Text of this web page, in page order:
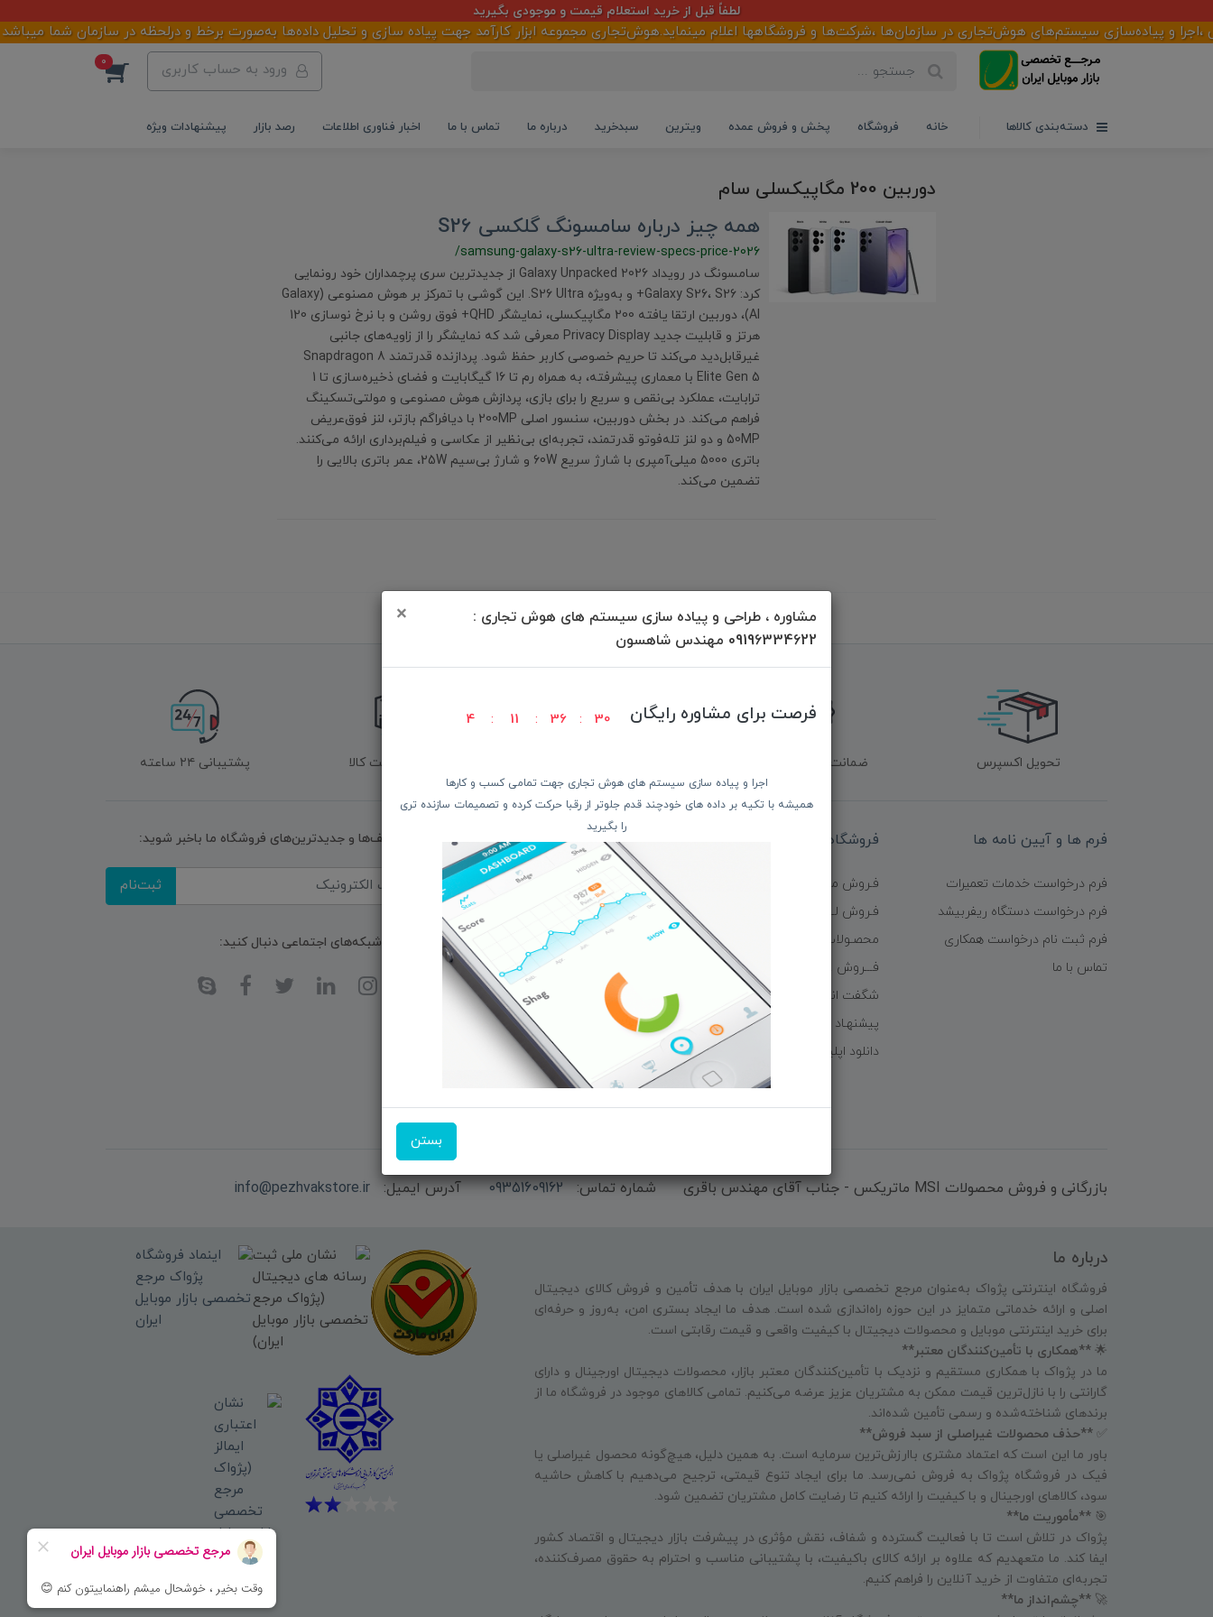
مشاوره ، طراحی و پیاده سازی سیستم های هوش تجاری :
09196334622 مهندس شاهسون
×
فرصت برای مشاوره رایگان 4 11 36 30
اجرا و پیاده سازی سیستم های هوش تجاری جهت تمامی کسب و کارها
همیشه با تکیه بر داده های خودچند قدم جلوتر از رقبا حرکت کرده و تصمیمات سازنده تری
را بگیرید
بستن
لطفاً قبل از خرید استعلام قیمت و موجودی بگیرید
و پیاده‌سازی سیستم‌های هوش‌تجاری در سازمان‌ها ،شرکت‌ها و فروشگاهها اعلام مینماید.هوش‌تجاری مجموعه ابزار کارآمد جهت پیاده سازی و تحلیل داده‌ها به‌صورت برخط و درلحظه در سازمان شما میباشد
ورود به حساب کاربری 0
دسته‌بندی کالاها خانه فروشگاه پخش و فروش عمده ویترین سبدخرید درباره ما تماس با ما اخبار فناوری اطلاعات رصد بازار پیشنهادات ویژه
دوربین 200 مگاپیکسلی سام
همه چیز درباره سامسونگ گلکسی S26
/samsung-galaxy-s26-ultra-review-specs-price-2026
سامسونگ در رویداد Galaxy Unpacked 2026 از جدیدترین سری پرچمداران خود رونمایی
کرد: Galaxy S26، S26+ و به‌ویژه S26 Ultra. این گوشی با تمرکز بر هوش مصنوعی (Galaxy
AI)، دوربین ارتقا یافته 200 مگاپیکسلی، نمایشگر QHD+ فوق روشن و با نرخ نوسازی 120
هرتز و قابلیت جدید Privacy Display معرفی شد که نمایشگر را از زاویه‌های جانبی
غیرقابل‌دید می‌کند تا حریم خصوصی کاربر حفظ شود. پردازنده قدرتمند Snapdragon 8
Elite Gen 5 با معماری پیشرفته، به همراه رم تا 16 گیگابایت و فضای ذخیره‌سازی تا 1
ترابایت، عملکرد بی‌نقص و سریع را برای بازی، پردازش هوش مصنوعی و مولتی‌تسکینگ
فراهم می‌کند. در بخش دوربین، سنسور اصلی 200MP با دیافراگم بازتر، لنز فوق‌عریض
50MP و دو لنز تله‌فوتو قدرتمند، تجربه‌ای بی‌نظیر از عکاسی و فیلم‌برداری ارائه می‌کنند.
باتری 5000 میلی‌آمپری با شارژ سریع 60W و شارژ بی‌سیم 25W، عمر باتری بالایی را
تضمین می‌کند.
برگشت به بالا
تحویل اکسپرس ضمانت اصل‌بودن کالا ضمانت بازگشت کالا پشتیبانی ۲۴ ساعته
فرم ها و آیین نامه ها
فرم درخواست خدمات تعمیرات
فرم درخواست دستگاه ریفربیشد
فرم ثبت نام درخواست همکاری
تماس با ما
فروشگاه
فـروش موبایـل و تبــلت
فـروش لـــوازم جانبـــی
محصـولات ریفربیشـد
فـــروش عُمـده کــالا
شگفت انگیزان منتخب
پیشنهـاد شگفت انگیز
دانلود اپلیکیشن فروشگاه
دسترسی سریع
صفحه ابتدایی سایت
راهنمای ثبت سفارش
معرفـــی همکــاران
حــــریم خصوصـی
ویتریــن فروشگـــاه
درباره ما بیشتر بدانید
اخبار فناوری اطلاعات
پیگیری مرسوله پستی
دعوت به همکاری
از تخفیف‌ها و جدیدترین‌های فروشگاه ما باخبر شوید:
ثبت‌نام
ما را در شبکه‌های اجتماعی دنبال کنید:
بازرگانی و فروش محصولات MSI ماتریکس - جناب آقای مهندس باقری شماره تماس: 09351609162 آدرس ایمیل: info@pezhvakstore.ir
درباره ما
فروشگاه اینترنتی پژواک به‌عنوان مرجع تخصصی بازار موبایل ایران با هدف تأمین و فروش کالای دیجیتال
اصلی و ارائه خدماتی متمایز در این حوزه راه‌اندازی شده است. هدف ما ایجاد بستری امن، به‌روز و حرفه‌ای
برای خرید اینترنتی موبایل و محصولات دیجیتال با کیفیت واقعی و قیمت رقابتی است.
🌟 **همکاری با تأمین‌کنندگان معتبر**
ما در پژواک با همکاری مستقیم و نزدیک با تأمین‌کنندگان معتبر بازار، محصولات دیجیتال اورجینال و دارای
گارانتی را با نازل‌ترین قیمت ممکن به مشتریان عزیز عرضه می‌کنیم. تمامی کالاهای موجود در فروشگاه ما از
برندهای شناخته‌شده و رسمی تأمین شده‌اند.
✅ **حذف محصولات غیراصلی از سبد فروش**
باور ما این است که اعتماد مشتری باارزش‌ترین سرمایه است. به همین دلیل، هیچ‌گونه محصول غیراصلی یا
فیک در فروشگاه پژواک به فروش نمی‌رسد. ما برای ایجاد تنوع قیمتی، ترجیح می‌دهیم با کاهش حاشیه
سود، کالاهای اورجینال و با کیفیت را ارائه کنیم تا رضایت کامل مشتریان تضمین شود.
🎯 **مأموریت ما**
پژواک در تلاش است تا با فعالیت گسترده و شفاف، نقش مؤثری در پیشرفت بازار دیجیتال و اقتصاد کشور
ایفا کند. ما متعهدیم که علاوه بر ارائه کالای باکیفیت، با پشتیبانی مناسب و احترام به حقوق مصرف‌کننده،
تجربه‌ای متفاوت از خرید آنلاین را فراهم کنیم.
🚀 **چشم‌انداز ما**